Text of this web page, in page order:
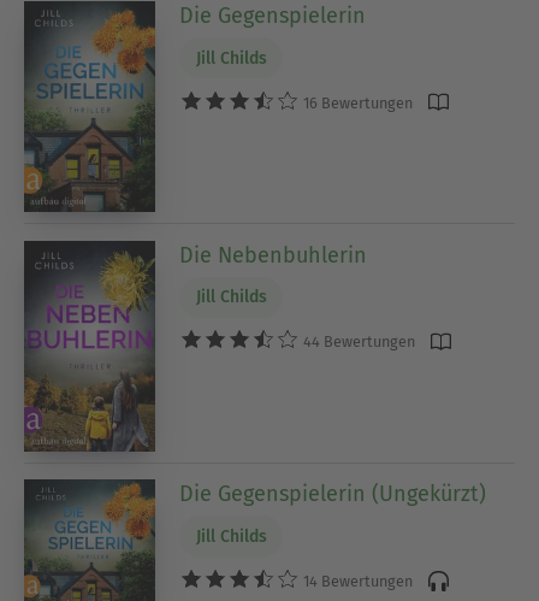
Die Gegenspielerin
Jill Childs
16 Bewertungen
Die Nebenbuhlerin
Jill Childs
44 Bewertungen
Die Gegenspielerin (Ungekürzt)
Jill Childs
14 Bewertungen